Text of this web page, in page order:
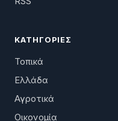
ΚΑΤΗΓΟΡΊΕΣ
Τοπικά
Ελλάδα
Αγροτικά
Οικονομία